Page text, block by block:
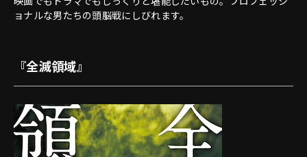
ョナルな男たちの頭脳戦にしびれます。
『全滅領域』